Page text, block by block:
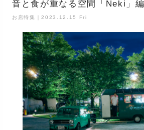
音と食が重なる空間「Neki」編
お店特集｜2023.12.15 Fri